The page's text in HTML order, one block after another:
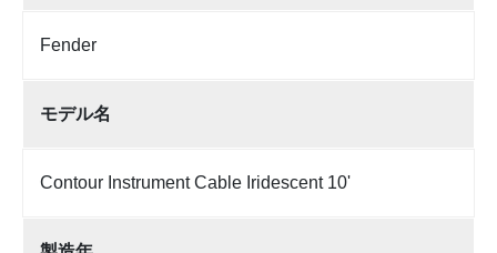
Fender
モデル名
Contour Instrument Cable Iridescent 10'